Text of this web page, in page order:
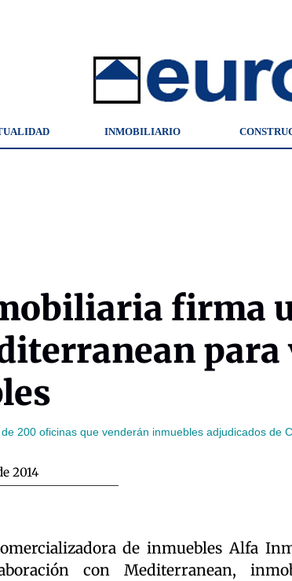
INMOBILIARIO
firma
para
200 oficinas que venderán inmuebles adjudicados de
2014
de inmuebles Alfa
con Mediterranean,